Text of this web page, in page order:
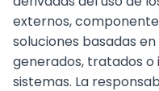
externos,
soluciones basadas
generados, tratados
sistemas. La